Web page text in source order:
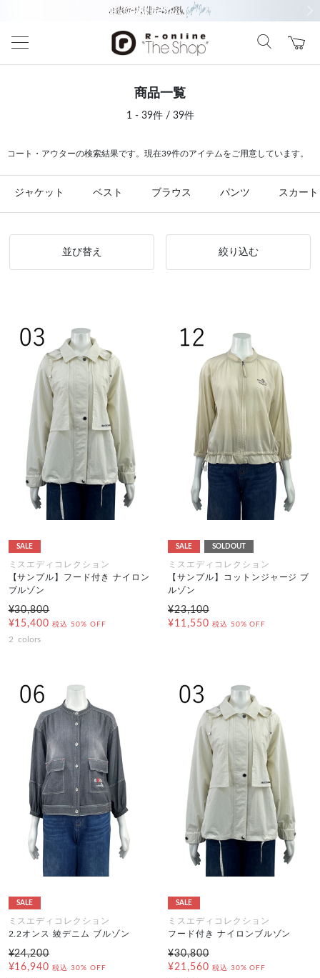
商品一覧
1 - 39件 / 39件
コート・アウターの検索結果です。現在39件のアイテムをご用意しています。
ジャケット ベスト ブラウス パンツ スカート
並び替え 絞り込む
SALE
ミスエディコレクション
【サンプル】フード付き ナイロン
ブルゾン
¥30,800
¥15,400 税込 50% OFF
2 colors
SALE SOLDOUT
ミスエディコレクション
【サンプル】コットンジャージ ブ
ルゾン
¥23,100
¥11,550 税込 50% OFF
SALE
ミスエディコレクション
2.2オンス 綾デニム ブルゾン
¥24,200
¥16,940 税込 30% OFF
SALE
ミスエディコレクション
フード付き ナイロンブルゾン
¥30,800
¥21,560 税込 30% OFF